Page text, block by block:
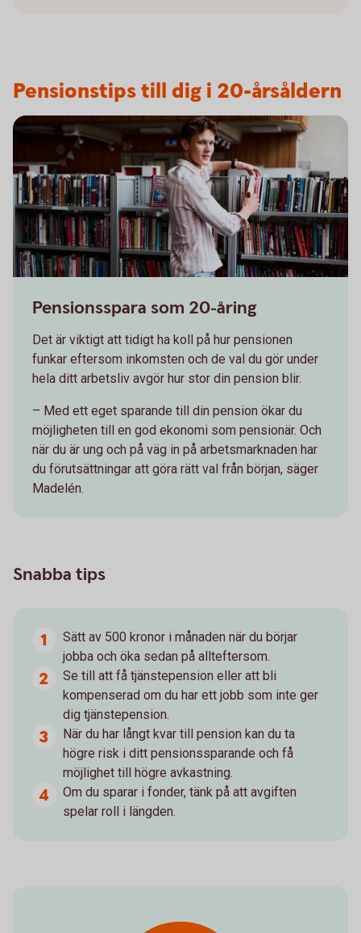
Pensionstips till dig i 20-årsåldern
Pensionsspara som 20-åring
Det är viktigt att tidigt ha koll på hur pensionen
funkar eftersom inkomsten och de val du gör under
hela ditt arbetsliv avgör hur stor din pension blir.
– Med ett eget sparande till din pension ökar du
möjligheten till en god ekonomi som pensionär. Och
när du är ung och på väg in på arbetsmarknaden har
du förutsättningar att göra rätt val från början, säger
Madelén.
Snabba tips
Sätt av 500 kronor i månaden när du börjar
jobba och öka sedan på allteftersom.
Se till att få tjänstepension eller att bli
kompenserad om du har ett jobb som inte ger
dig tjänstepension.
När du har långt kvar till pension kan du ta
högre risk i ditt pensionssparande och få
möjlighet till högre avkastning.
Om du sparar i fonder, tänk på att avgiften
spelar roll i längden.